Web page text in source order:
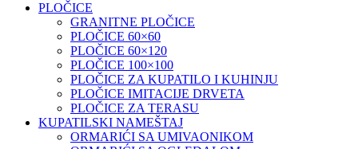
PLOČICE
GRANITNE PLOČICE
PLOČICE 60×60
PLOČICE 60×120
PLOČICE 100×100
PLOČICE ZA KUPATILO I KUHINJU
PLOČICE IMITACIJE DRVETA
PLOČICE ZA TERASU
KUPATILSKI NAMEŠTAJ
ORMARIĆI SA UMIVAONIKOM